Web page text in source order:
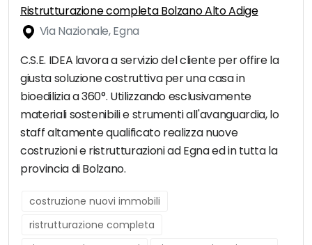
Ristrutturazione completa Bolzano Alto Adige
Via Nazionale, Egna
C.S.E. IDEA lavora a servizio del cliente per offire la
giusta soluzione costruttiva per una casa in
bioedilizia a 360°. Utilizzando esclusivamente
materiali sostenibili e strumenti all'avanguardia, lo
staff altamente qualificato realizza nuove
costruzioni e ristrutturazioni ad Egna ed in tutta la
provincia di Bolzano.
costruzione nuovi immobili
ristrutturazione completa